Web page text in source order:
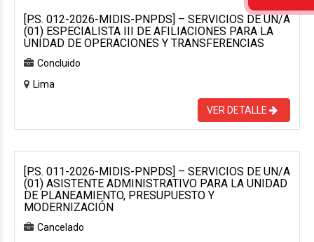
[P.S. 012-2026-MIDIS-PNPDS] – SERVICIOS DE UN/A
(01) ESPECIALISTA III DE AFILIACIONES PARA LA
UNIDAD DE OPERACIONES Y TRANSFERENCIAS
Concluido
Lima
VER DETALLE
[P.S. 011-2026-MIDIS-PNPDS] – SERVICIOS DE UN/A
(01) ASISTENTE ADMINISTRATIVO PARA LA UNIDAD
DE PLANEAMIENTO, PRESUPUESTO Y
MODERNIZACIÓN
Cancelado